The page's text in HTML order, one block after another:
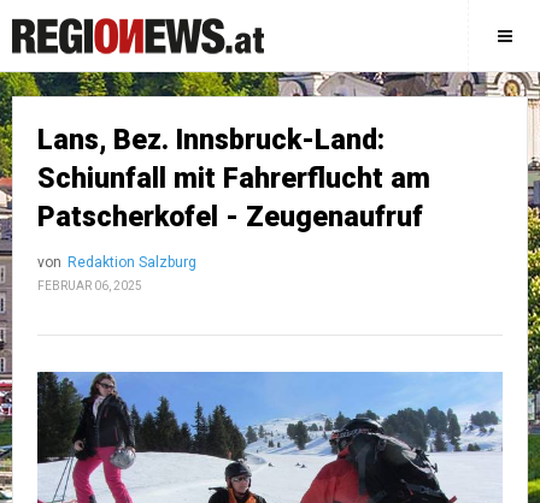
Lans, Bez. Innsbruck-Land:
Schiunfall mit Fahrerflucht am
Patscherkofel - Zeugenaufruf
von Redaktion Salzburg
FEBRUAR 06, 2025